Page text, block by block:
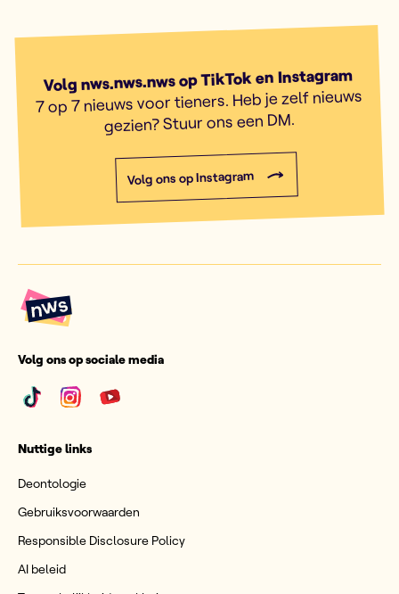
Volg nws.nws.nws op TikTok en Instagram
7 op 7 nieuws voor tieners. Heb je zelf nieuws
gezien? Stuur ons een DM.
Volg ons op Instagram
Volg ons op sociale media
Nuttige links
Deontologie
Gebruiksvoorwaarden
Responsible Disclosure Policy
AI beleid